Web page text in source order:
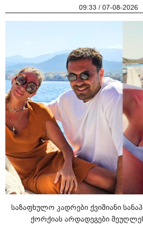
09:33 / 07-08-2026
საზაფხულო კადრები ქვიშიანი
ქორქიას არდადეგები